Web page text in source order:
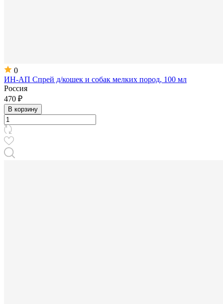
0
ИН-АП Спрей д/кошек и собак мелких пород, 100 мл
Россия
470 ₽
В корзину